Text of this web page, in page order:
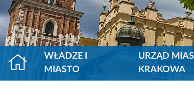
WŁADZE I
MIASTO
URZĄD
KRAKOWA